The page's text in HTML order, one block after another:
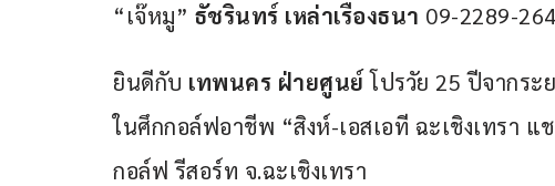
“เจ๊หมู” ธัชรินทร์ เหล่าเรืองธนา 09-2289-
ยินดีกับ เทพนคร ฝ่ายศูนย์ โปรวัย 25 ปีจากระ
ในศึกกอล์ฟอาชีพ “สิงห์-เอสเอที ฉะเชิงเทรา
กอล์ฟ รีสอร์ท จ.ฉะเชิงเทรา